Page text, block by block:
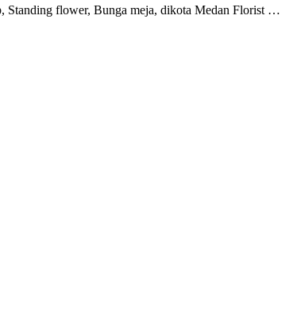
Standing flower, Bunga meja, dikota Medan Florist …